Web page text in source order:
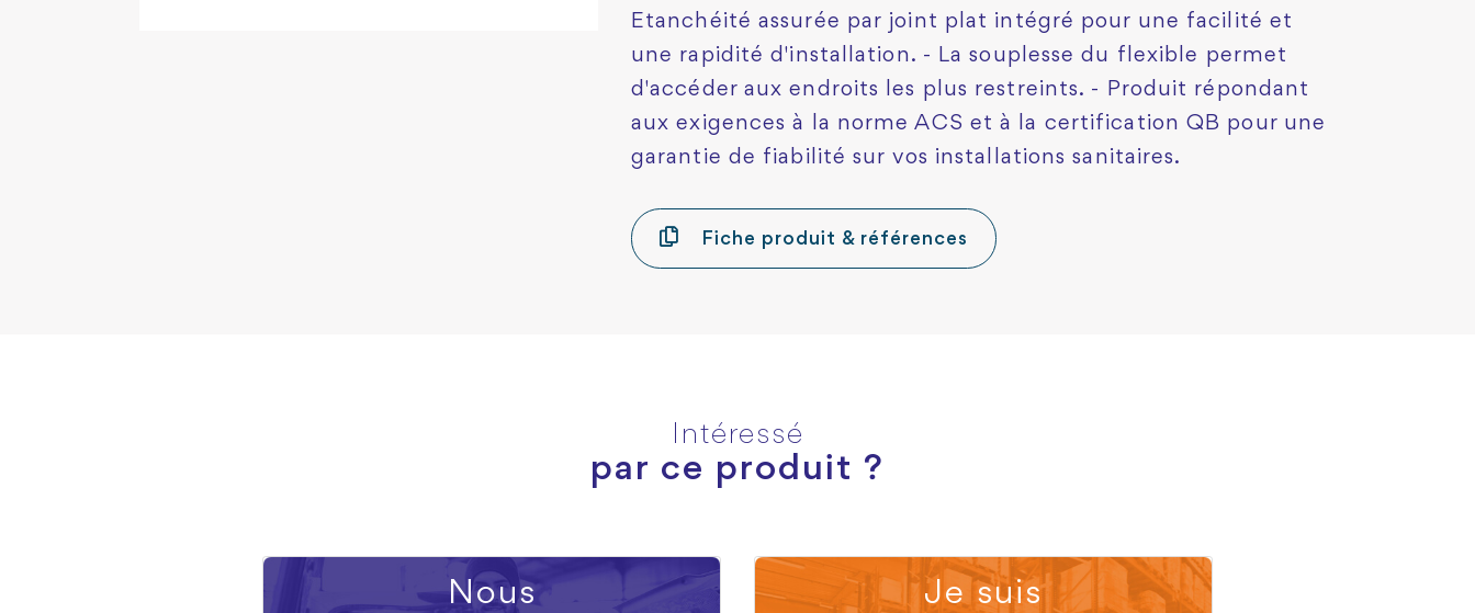
Etanchéité assurée par joint plat intégré pour une facilité et
une rapidité d'installation. - La souplesse du flexible permet
d'accéder aux endroits les plus restreints. - Produit répondant
aux exigences à la norme ACS et à la certification QB pour une
garantie de fiabilité sur vos installations sanitaires.
Fiche produit & références
Intéressé
par ce produit ?
Nous Je suis